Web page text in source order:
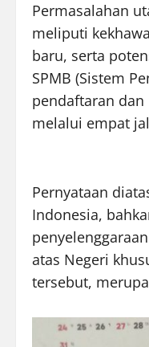
Permasalahan
meliputi
baru, serta
SPMB (Sistem
pendaftaran
melalui empat
Pernyataan
Indonesia,
atas Negeri
tersebut,